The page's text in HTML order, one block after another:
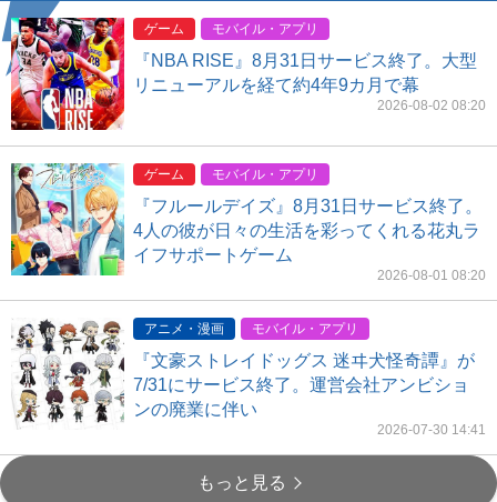
ゲーム モバイル・アプリ
『NBA RISE』8月31日サービス終了。大型
リニューアルを経て約4年9カ月で幕
2026-08-02 08:20
ゲーム モバイル・アプリ
『フルールデイズ』8月31日サービス終了。
4人の彼が日々の生活を彩ってくれる花丸ラ
イフサポートゲーム
2026-08-01 08:20
アニメ・漫画 モバイル・アプリ
『文豪ストレイドッグス 迷ヰ犬怪奇譚』が
7/31にサービス終了。運営会社アンビショ
ンの廃業に伴い
2026-07-30 14:41
もっと見る